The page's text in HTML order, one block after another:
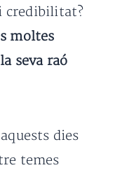
moltes
seva raó
dies
temes